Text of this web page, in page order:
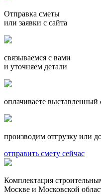
Отправка сметы
или заявки с сайта
связываемся с вами
и уточняем детали
оплачиваете выставленный
производим отгрузку или
отправить смету сейчас
Комплектация
Москве и Московской